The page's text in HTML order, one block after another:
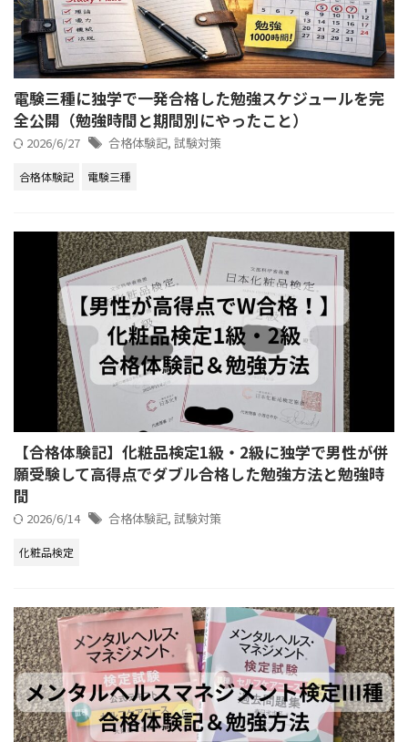
電験三種に独学で一発合格した勉強スケジュールを完
全公開（勉強時間と期間別にやったこと）
2026/6/27 合格体験記, 試験対策
合格体験記 電験三種
【合格体験記】化粧品検定1級・2級に独学で男性が併
願受験して高得点でダブル合格した勉強方法と勉強時
間
2026/6/14 合格体験記, 試験対策
化粧品検定